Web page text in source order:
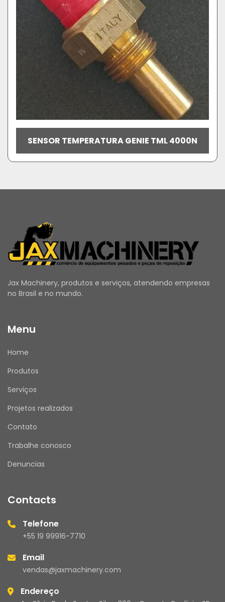
SENSOR TEMPERATURA GENIE TML 4000N
Jax Machinery, produtos e serviços, atendendo empresas
no Brasil e no mundo.
Menu
Home
Produtos
Serviços
Projetos realizados
Contato
Trabalhe conosco
Denuncias
Contacts
Telefone
+55 19 99916-7710
Email
vendas@jaxmachinery.com
Endereço